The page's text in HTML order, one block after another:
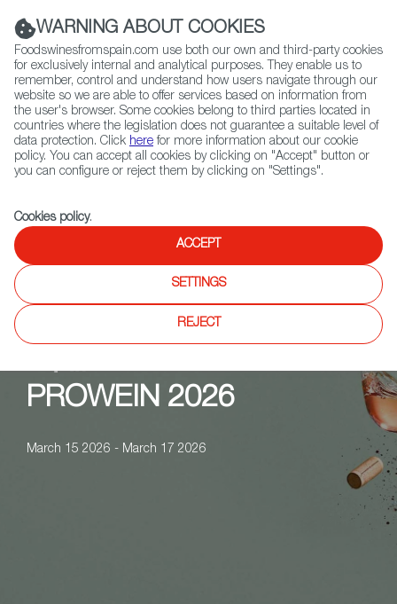
(+34) 913 497 100 |
Contact FWS Worldwide
Search
Home Upcoming Events PROWEIN 2026
PROWEIN 2026
March 15 2026 - March 17 2026
WARNING ABOUT COOKIES
Foodswinesfromspain.com use both our own and third-party cookies
for exclusively internal and analytical purposes. They enable us to
remember, control and understand how users navigate through our
website so we are able to offer services based on information from
the user's browser. Some cookies belong to third parties located in
countries where the legislation does not guarantee a suitable level of
data protection. Click here for more information about our cookie
policy. You can accept all cookies by clicking on "Accept" button or
you can configure or reject them by clicking on "Settings".
Cookies policy.
ACCEPT
SETTINGS
REJECT